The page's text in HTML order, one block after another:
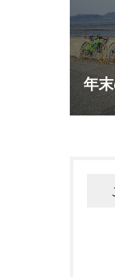
年